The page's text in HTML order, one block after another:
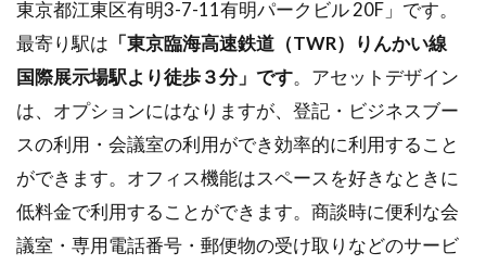
東京都江東区有明3-7-11有明パークビル 20F」です。
最寄り駅は 「東京臨海高速鉄道（TWR）りんかい線
国際展示場駅より徒歩３分」です。アセットデザイン
は、オプションにはなりますが、登記・ビジネスブー
スの利用・会議室の利用ができ効率的に利用すること
ができます。オフィス機能はスペースを好きなときに
低料金で利用することができます。商談時に便利な会
議室・専用電話番号・郵便物の受け取りなどのサービ